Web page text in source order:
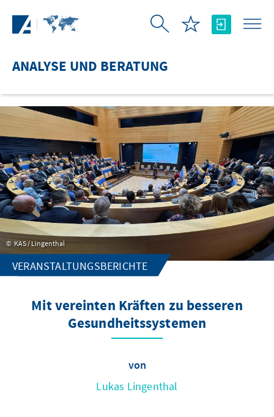
ANALYSE UND BERATUNG
KAS / Lingenthal
VERANSTALTUNGSBERICHTE
Mit vereinten Kräften zu besseren
Gesundheitssystemen
von
Lukas Lingenthal